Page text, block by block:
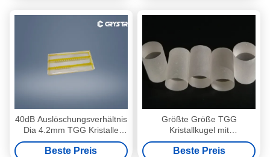
40dB Auslöschungsverhältnis
Dia 4.2mm TGG Kristalle
Stangen Terbium Gallium
Granat
Beste Preis
Größte Größe TGG
Kristallkugel mit
Durchmesser 3 Zoll 76 mm
Beste Preis